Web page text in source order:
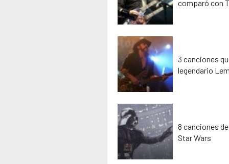
comparó con
3 canciones
legendario
8 canciones
Star Wars